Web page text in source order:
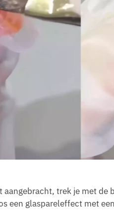
aangebracht, trek je met
een glaspareleffect met